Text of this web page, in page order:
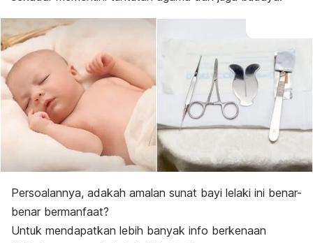
Persoalannya, adakah amalan sunat bayi lelaki ini benar-
benar bermanfaat?
Untuk mendapatkan lebih banyak info berkenaan